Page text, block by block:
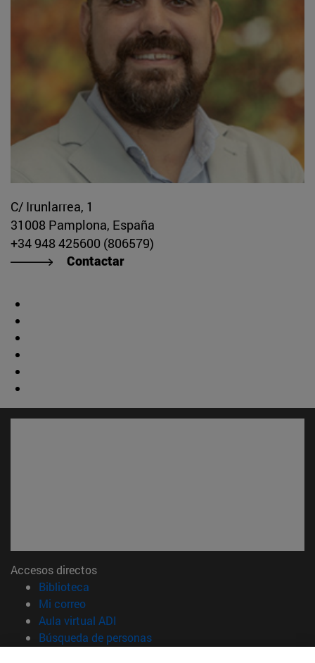
C/ Irunlarrea, 1
31008 Pamplona, España
+34 948 425600 (806579)
Contactar
Accesos directos
Biblioteca
Mi correo(abre en nueva ventana)
Aula virtual ADI
Búsqueda de personas(abre en nueva ventana)